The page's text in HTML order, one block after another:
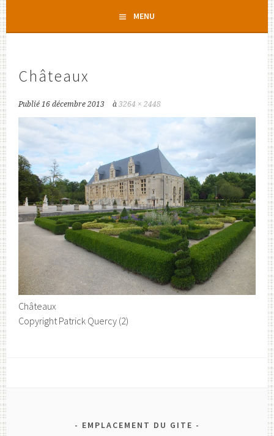
contenu
MENU
Châteaux
Publié16 décembre 2013 à3264 × 2448
Châteaux
Copyright Patrick Quercy (2)
EMPLACEMENT DU GITE